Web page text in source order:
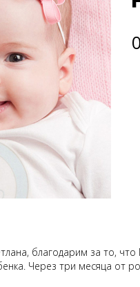
0
благодарим за то,
Через три месяца от